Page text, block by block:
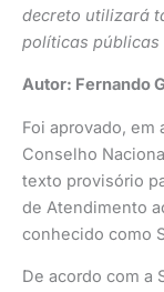
decreto utilizará
políticas públicas
Autor: Fernando
Foi aprovado, em
Conselho
texto provisório
de Atendimento
conhecido como
De acordo com a